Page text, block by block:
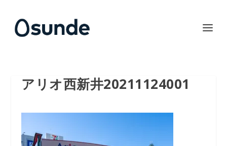
アリオ西新井20211124001